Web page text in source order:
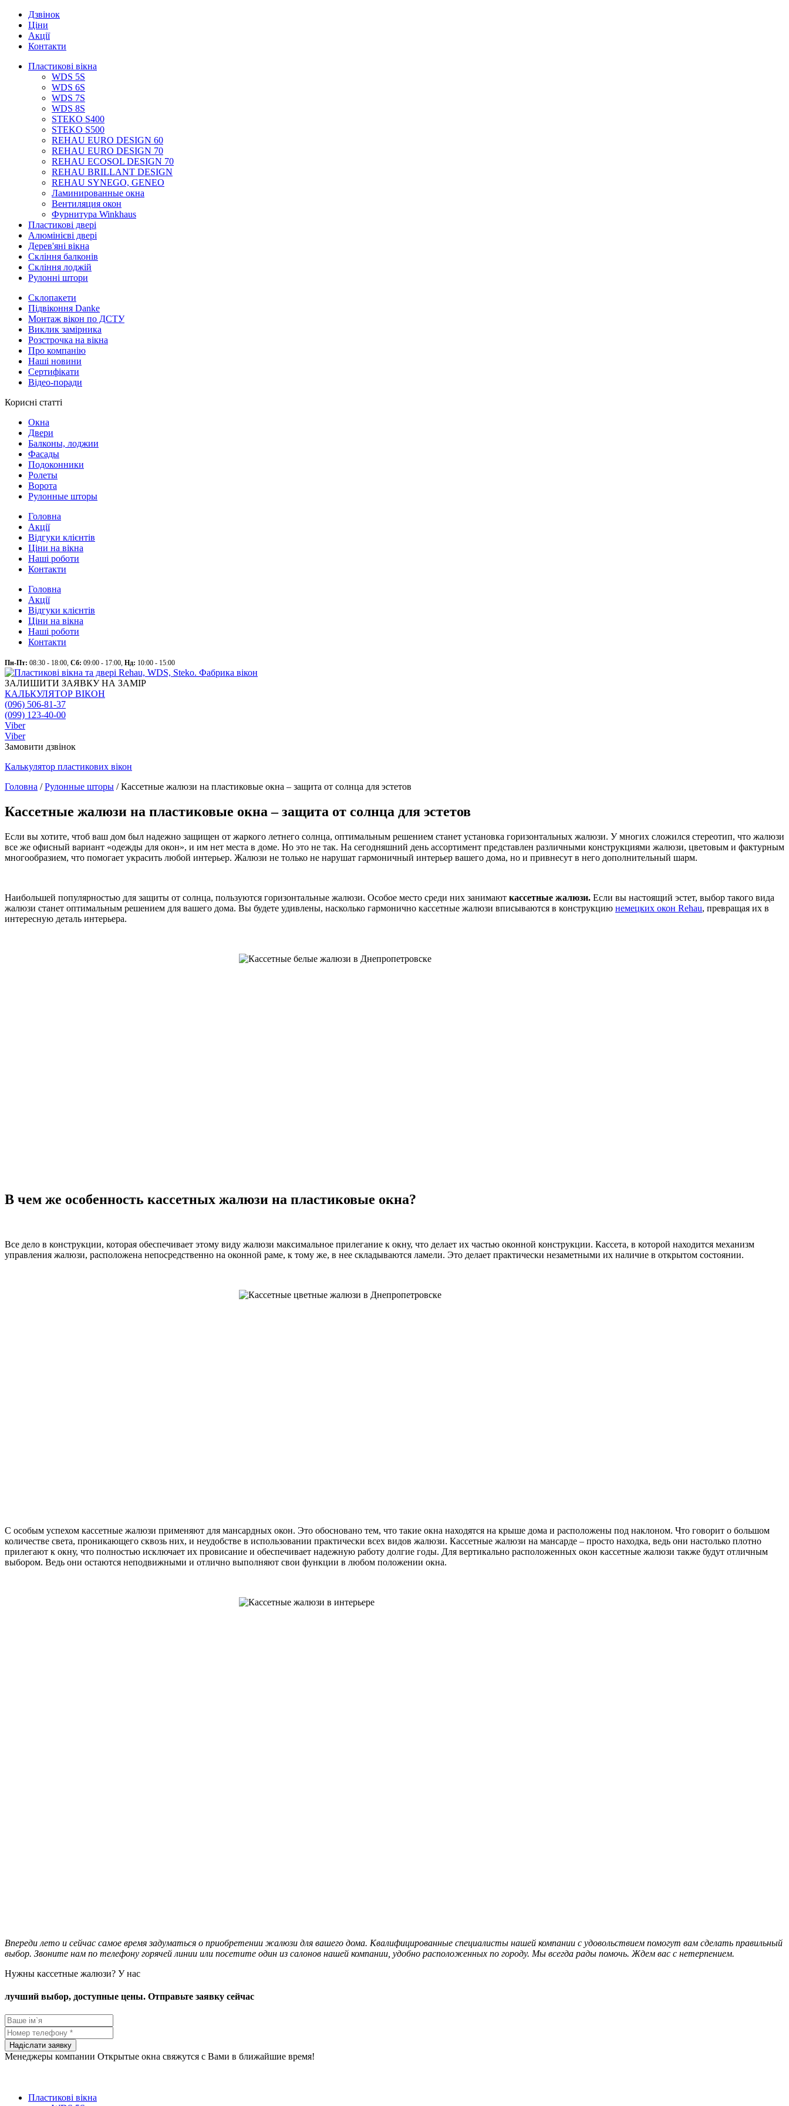
Дзвінок
Ціни
Акції
Контакти
Пластикові вікна
WDS 5S
WDS 6S
WDS 7S
WDS 8S
STEKO S400
STEKO S500
REHAU EURO DESIGN 60
REHAU EURO DESIGN 70
REHAU ECOSOL DESIGN 70
REHAU BRILLANT DESIGN
REHAU SYNEGO, GENEO
Ламинированные окна
Вентиляция окон
Фурнитура Winkhaus
Пластикові двері
Алюмінієві двері
Дерев'яні вікна
Скління балконів
Скління лоджій
Рулонні штори
Склопакети
Підвіконня Danke
Монтаж вікон по ДСТУ
Виклик замірника
Розстрочка на вікна
Про компанію
Наші новини
Сертифікати
Відео-поради
Корисні статті
Окна
Двери
Балконы, лоджии
Фасады
Подоконники
Ролеты
Ворота
Рулонные шторы
Головна
Акції
Відгуки клієнтів
Ціни на вікна
Наші роботи
Контакти
Головна
Акції
Відгуки клієнтів
Ціни на вікна
Наші роботи
Контакти
Пн-Пт: 08:30 - 18:00, Сб: 09:00 - 17:00, Нд: 10:00 - 15:00
ЗАЛИШИТИ ЗАЯВКУ НА ЗАМІР
КАЛЬКУЛЯТОР ВІКОН
(096) 506-81-37
(099) 123-40-00
Viber
Viber
Замовити дзвінок
Калькулятор пластикових вікон
Головна /Рулонные шторы /Кассетные жалюзи на пластиковые окна – защита от солнца для эстетов
Кассетные жалюзи на пластиковые окна – защита от солнца для эстетов
Если вы хотите, чтоб ваш дом был надежно защищен от жаркого летнего солнца, оптимальным решением станет установка горизонтальных жалюзи. У многих сложился стереотип, что жалюзи
все же офисный вариант «одежды для окон», и им нет места в доме. Но это не так. На сегодняшний день ассортимент представлен различными конструкциями жалюзи, цветовым и фактурным
многообразием, что помогает украсить любой интерьер. Жалюзи не только не нарушат гармоничный интерьер вашего дома, но и привнесут в него дополнительный шарм.
Наибольшей популярностью для защиты от солнца, пользуются горизонтальные жалюзи. Особое место среди них занимают кассетные жалюзи. Если вы настоящий эстет, выбор такого вида
жалюзи станет оптимальным решением для вашего дома. Вы будете удивлены, насколько гармонично кассетные жалюзи вписываются в конструкцию немецких окон Rehau, превращая их в
интересную деталь интерьера.
В чем же особенность кассетных жалюзи на пластиковые окна?
Все дело в конструкции, которая обеспечивает этому виду жалюзи максимальное прилегание к окну, что делает их частью оконной конструкции. Кассета, в которой находится механизм
управления жалюзи, расположена непосредственно на оконной раме, к тому же, в нее складываются ламели. Это делает практически незаметными их наличие в открытом состоянии.
С особым успехом кассетные жалюзи применяют для мансардных окон. Это обосновано тем, что такие окна находятся на крыше дома и расположены под наклоном. Что говорит о большом
количестве света, проникающего сквозь них, и неудобстве в использовании практически всех видов жалюзи. Кассетные жалюзи на мансарде – просто находка, ведь они настолько плотно
прилегают к окну, что полностью исключает их провисание и обеспечивает надежную работу долгие годы. Для вертикально расположенных окон кассетные жалюзи также будут отличным
выбором. Ведь они остаются неподвижными и отлично выполняют свои функции в любом положении окна.
Впереди лето и сейчас самое время задуматься о приобретении жалюзи для вашего дома. Квалифицированные специалисты нашей компании с удовольствием помогут вам сделать правильный
выбор. Звоните нам по телефону горячей линии или посетите один из салонов нашей компании, удобно расположенных по городу. Мы всегда рады помочь. Ждем вас с нетерпением.
Нужны кассетные жалюзи? У нас
лучший выбор, доступные цены. Отправьте заявку сейчас
Менеджеры компании Открытые окна свяжутся с Вами в ближайшие время!
Пластикові вікна